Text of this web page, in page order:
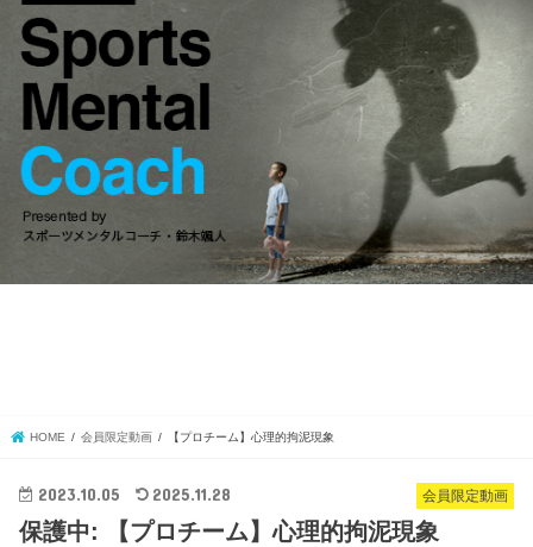
HOME 会員限定動画 【プロチーム】心理的拘泥現象
会員限定動画
2023.10.05 2025.11.28
保護中: 【プロチーム】心理的拘泥現象